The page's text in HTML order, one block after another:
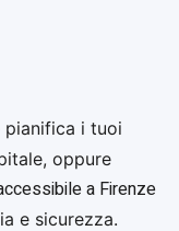
pianifica i tuoi
oppure
a Firenze
e sicurezza.